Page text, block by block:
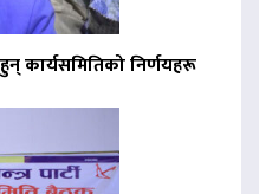
कार्यसमितिको निर्णयहरू